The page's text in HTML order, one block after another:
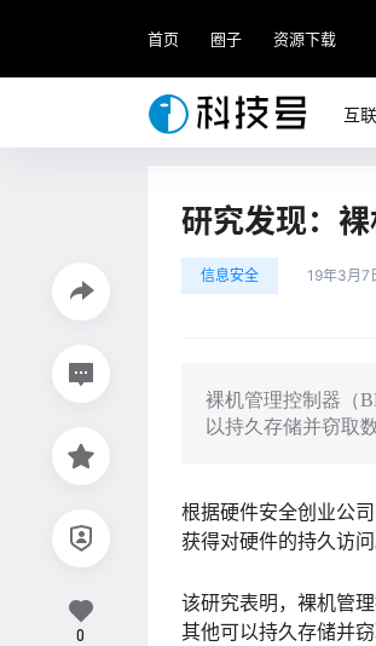
首页 圈子 资源下载
互
研究发现：
信息安全 19年3月7
裸机管理控制器（
以持久存储并窃取
根据硬件安全创业公
获得对硬件的持久访问
该研究表明，裸机管
其他可以持久存储并
0